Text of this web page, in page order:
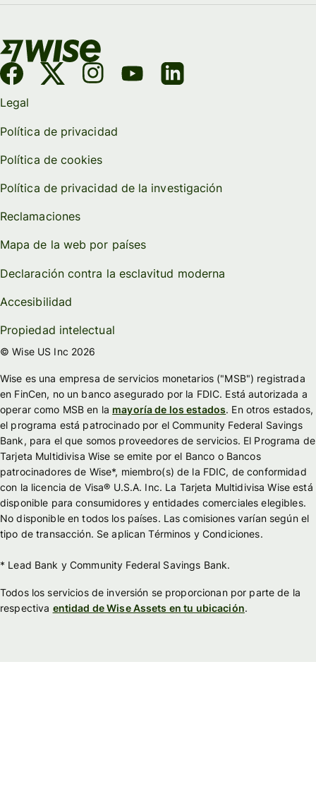
Legal
Política de privacidad
Política de cookies
Política de privacidad de la investigación
Reclamaciones
Mapa de la web por países
Declaración contra la esclavitud moderna
Accesibilidad
Propiedad intelectual
© Wise US Inc 2026
Wise es una empresa de servicios monetarios ("MSB") registrada
en FinCen, no un banco asegurado por la FDIC. Está autorizada a
operar como MSB en la mayoría de los estados. En otros estados,
el programa está patrocinado por el Community Federal Savings
Bank, para el que somos proveedores de servicios. El Programa de
Tarjeta Multidivisa Wise se emite por el Banco o Bancos
patrocinadores de Wise*, miembro(s) de la FDIC, de conformidad
con la licencia de Visa® U.S.A. Inc. La Tarjeta Multidivisa Wise está
disponible para consumidores y entidades comerciales elegibles.
No disponible en todos los países. Las comisiones varían según el
tipo de transacción. Se aplican Términos y Condiciones.
* Lead Bank y Community Federal Savings Bank.
Todos los servicios de inversión se proporcionan por parte de la
respectiva entidad de Wise Assets en tu ubicación.